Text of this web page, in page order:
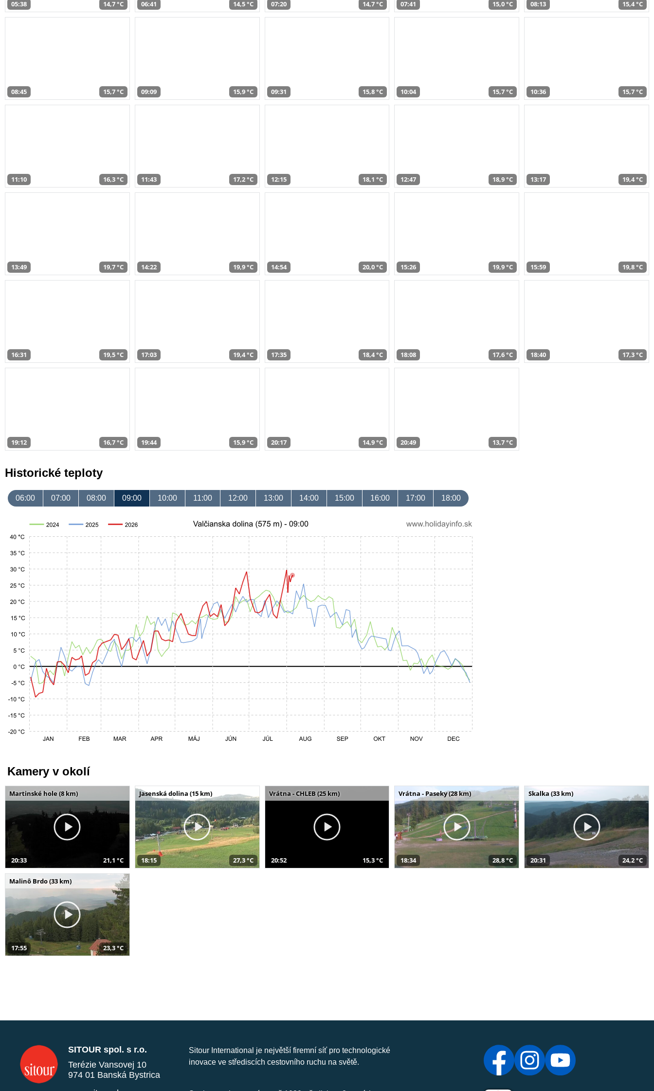
05:38 14,7 °C 06:41 14,5 °C 07:20 14,7 °C 07:41 15,0 °C 08:13 15,4 °C
08:45 15,7 °C 09:09 15,9 °C 09:31 15,8 °C 10:04 15,7 °C 10:36 15,7 °C
11:10 16,3 °C 11:43 17,2 °C 12:15 18,1 °C 12:47 18,9 °C 13:17 19,4 °C
13:49 19,7 °C 14:22 19,9 °C 14:54 20,0 °C 15:26 19,9 °C 15:59 19,8 °C
16:31 19,5 °C 17:03 19,4 °C 17:35 18,4 °C 18:08 17,6 °C 18:40 17,3 °C
19:12 16,7 °C 19:44 15,9 °C 20:17 14,9 °C 20:49 13,7 °C
Historické teploty
06:00 07:00 08:00 09:00 10:00 11:00 12:00 13:00 14:00 15:00 16:00 17:00 18:00
Kamery v okolí
Martinské hole (8 km)
20:33 21,1 °C
Jasenská dolina (15 km)
18:15 27,3 °C
Vrátna - CHLEB (25 km)
20:52 15,3 °C
Vrátna - Paseky (28 km)
18:34 28,8 °C
Skalka (33 km)
20:31 24,2 °C
Malinô Brdo (33 km)
17:55 23,3 °C
SITOUR spol. s r.o.
Terézie Vansovej 10
974 01 Banská Bystrica
Sitour International je největší firemní síť pro technologické
inovace ve střediscích cestovního ruchu na světě.